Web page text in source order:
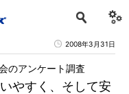
2008年3月31日
やすく、そして安
のアンケート調査